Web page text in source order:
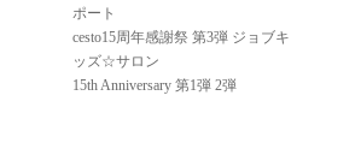
ポート
cesto15周年感謝祭 第3弾 ジョブキ
ッズ☆サロン
15th Anniversary 第1弾 2弾